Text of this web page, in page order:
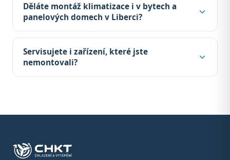
Děláte montáž klimatizace i v bytech a
panelových domech v Liberci?
Servisujete i zařízení, které jste
nemontovali?